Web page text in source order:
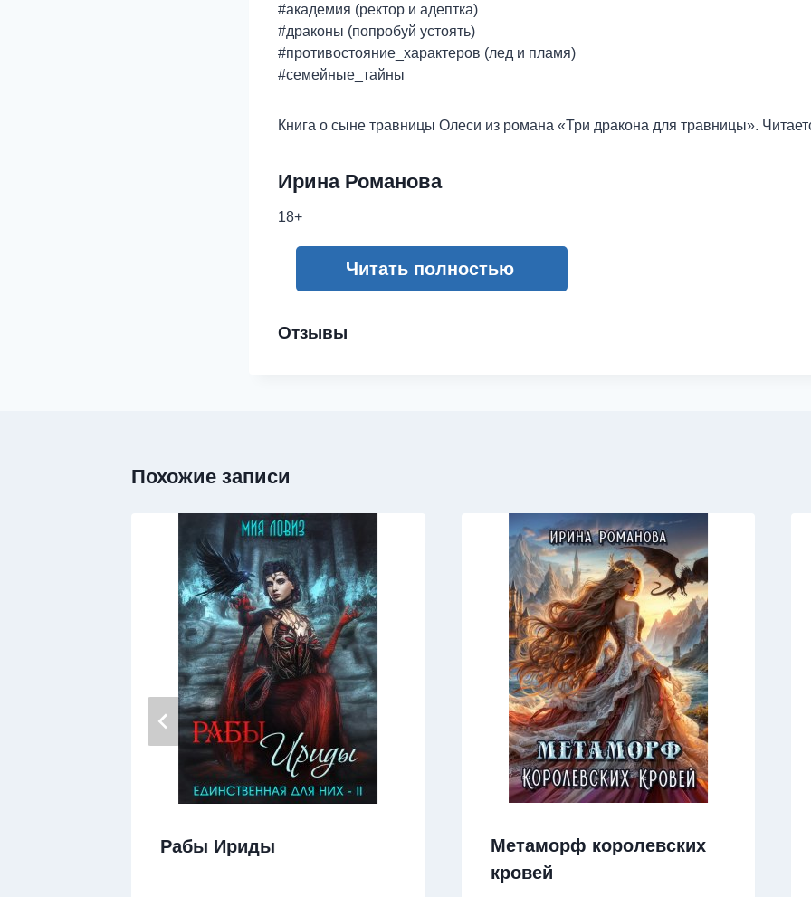
#академия (ректор и адептка)
#драконы (попробуй устоять)
#противостояние_характеров (лед и пламя)
#семейные_тайны
Книга о сыне травницы Олеси из романа «Три дракона для травницы».
Ирина Романова
18+
Читать полностью
Отзывы
Похожие записи
Рабы Ириды
Метаморф королевских
кровей